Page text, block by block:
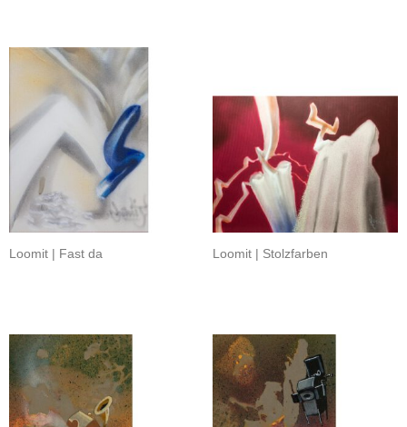
Loomit | Fast da Loomit | Stolzfarben